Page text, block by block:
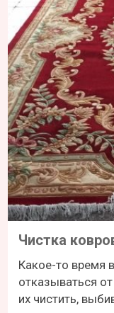
Чистка
Какое-то время
отказываться
их чистить,